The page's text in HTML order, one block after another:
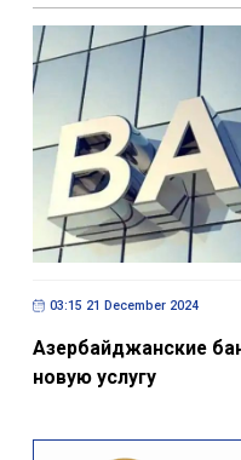
03:15 21 December 2024
Азербайджанские
новую услугу